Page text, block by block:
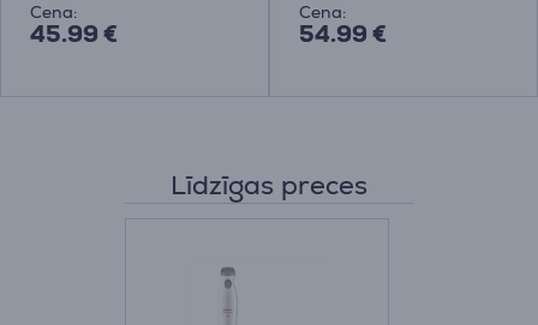
Cena:
45.99 €
Cena:
54.99 €
Līdzīgas preces